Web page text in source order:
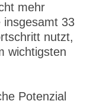
mehr
insgesamt 33
nutzt,
wichtigsten
Potenzial